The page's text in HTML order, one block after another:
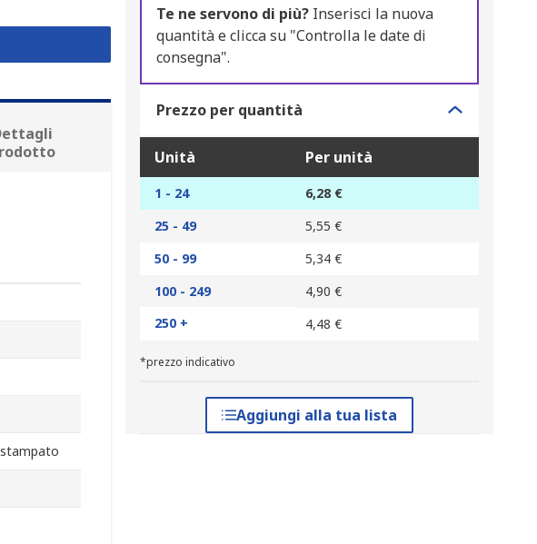
Te ne servono di più?Inserisci la nuova
quantità e clicca su "Controlla le date di
consegna".
Prezzo per quantità
Unità Per unità
1 - 24
6,28 €
25 - 49
5,55 €
50 - 99
5,34 €
100 - 249
4,90 €
250 +
4,48 €
*prezzo indicativo
Aggiungi alla tua lista